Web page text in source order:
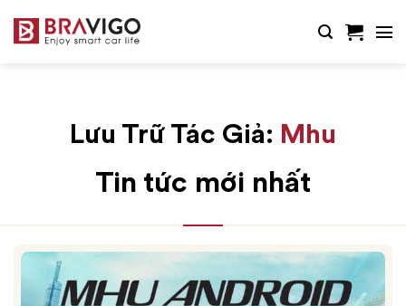
qua
Lưu Trữ Tác Giả: Mhu
Tin tức mới nhất